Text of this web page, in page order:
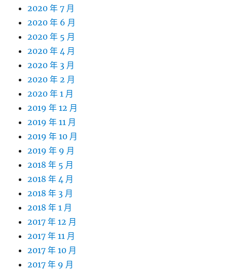
2020 年 7 月
2020 年 6 月
2020 年 5 月
2020 年 4 月
2020 年 3 月
2020 年 2 月
2020 年 1 月
2019 年 12 月
2019 年 11 月
2019 年 10 月
2019 年 9 月
2018 年 5 月
2018 年 4 月
2018 年 3 月
2018 年 1 月
2017 年 12 月
2017 年 11 月
2017 年 10 月
2017 年 9 月